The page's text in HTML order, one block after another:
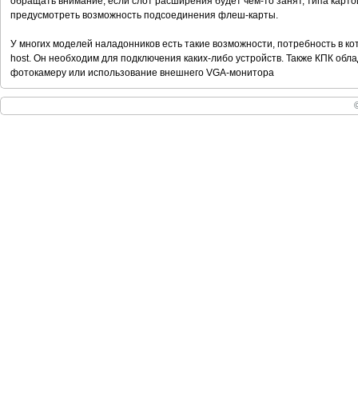
предусмотреть возможность подсоединения флеш-карты.
У многих моделей наладонников есть такие возможности, потребность в
host. Он необходим для подключения каких-либо устройств. Также КПК
фотокамеру или использование внешнего VGA-монитора